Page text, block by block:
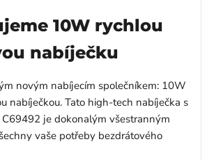
10W rychlou
nabíječku
novým nabíjecím společníkem: 10W
nabíječkou. Tato high-tech nabíječka s
je dokonalým všestranným
vaše potřeby bezdrátového